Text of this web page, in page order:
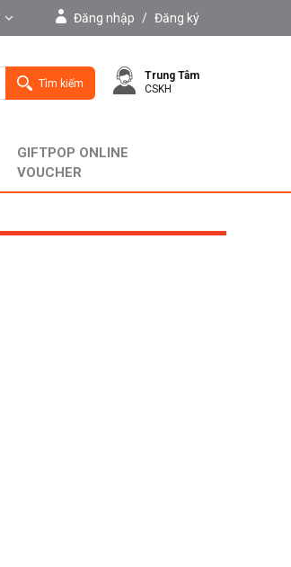
Đăng nhập / Đăng ký
Tìm kiếm
Trung Tâm
CSKH
GIFTPOP ONLINE
VOUCHER